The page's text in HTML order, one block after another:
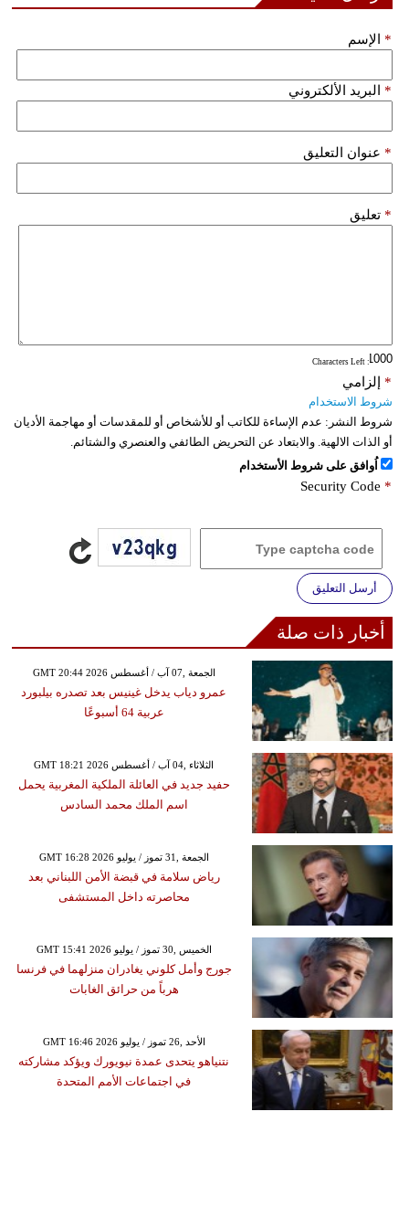
الإسم *
البريد الألكتروني *
عنوان التعليق *
تعليق *
: Characters Left
إلزامي *
شروط الاستخدام
شروط النشر: عدم الإساءة للكاتب أو للأشخاص أو للمقدسات أو مهاجمة الأديان
أو الذات الالهية. والابتعاد عن التحريض الطائفي والعنصري والشتائم.
اُوافق على شروط الأستخدام
Security Code *
أرسل التعليق
أخبار ذات صلة
GMT 20:44 2026 الجمعة ,07 آب / أغسطس
عمرو دياب يدخل غينيس بعد تصدره بيلبورد
عربية 64 أسبوعًا
GMT 18:21 2026 الثلاثاء ,04 آب / أغسطس
حفيد جديد في العائلة الملكية المغربية يحمل
اسم الملك محمد السادس
GMT 16:28 2026 الجمعة ,31 تموز / يوليو
رياض سلامة في قبضة الأمن اللبناني بعد
محاصرته داخل المستشفى
GMT 15:41 2026 الخميس ,30 تموز / يوليو
جورج وأمل كلوني يغادران منزلهما في فرنسا
هرباً من حرائق الغابات
GMT 16:46 2026 الأحد ,26 تموز / يوليو
نتنياهو يتحدى عمدة نيويورك ويؤكد مشاركته
في اجتماعات الأمم المتحدة